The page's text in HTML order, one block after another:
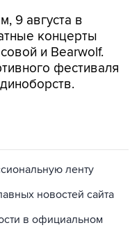
9 августа в
концерты
и Bearwolf.
фестиваля
ленту
новостей сайта
в официальном